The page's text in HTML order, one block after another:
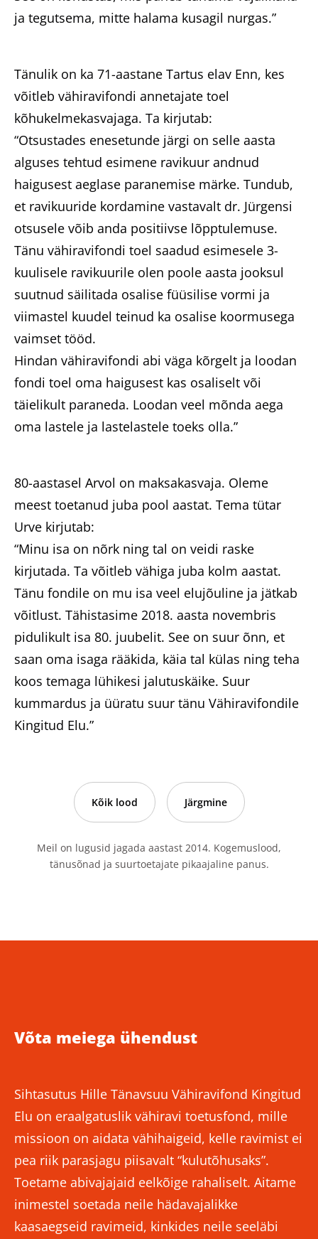
ja tegutsema, mitte halama kusagil nurgas.”
Tänulik on ka 71-aastane Tartus elav Enn, kes
võitleb vähiravifondi annetajate toel
kõhukelmekasvajaga. Ta kirjutab:
“Otsustades enesetunde järgi on selle aasta
alguses tehtud esimene ravikuur andnud
haigusest aeglase paranemise märke. Tundub,
et ravikuuride kordamine vastavalt dr. Jürgensi
otsusele võib anda positiivse lõpptulemuse.
Tänu vähiravifondi toel saadud esimesele 3-
kuulisele ravikuurile olen poole aasta jooksul
suutnud säilitada osalise füüsilise vormi ja
viimastel kuudel teinud ka osalise koormusega
vaimset tööd.
Hindan vähiravifondi abi väga kõrgelt ja loodan
fondi toel oma haigusest kas osaliselt või
täielikult paraneda. Loodan veel mõnda aega
oma lastele ja lastelastele toeks olla.”
80-aastasel Arvol on maksakasvaja. Oleme
meest toetanud juba pool aastat. Tema tütar
Urve kirjutab:
“Minu isa on nõrk ning tal on veidi raske
kirjutada. Ta võitleb vähiga juba kolm aastat.
Tänu fondile on mu isa veel elujõuline ja jätkab
võitlust. Tähistasime 2018. aasta novembris
pidulikult isa 80. juubelit. See on suur õnn, et
saan oma isaga rääkida, käia tal külas ning teha
koos temaga lühikesi jalutuskäike. Suur
kummardus ja üüratu suur tänu Vähiravifondile
Kingitud Elu.”
Kõik lood Järgmine
Meil on lugusid jagada aastast 2014. Kogemuslood,
tänusõnad ja suurtoetajate pikaajaline panus.
Võta meiega ühendust
Sihtasutus Hille Tänavsuu Vähiravifond Kingitud
Elu on eraalgatuslik vähiravi toetusfond, mille
missioon on aidata vähihaigeid, kelle ravimist ei
pea riik parasjagu piisavalt “kulutõhusaks”.
Toetame abivajajaid eelkõige rahaliselt. Aitame
inimestel soetada neile hädavajalikke
kaasaegseid ravimeid, kinkides neile seeläbi